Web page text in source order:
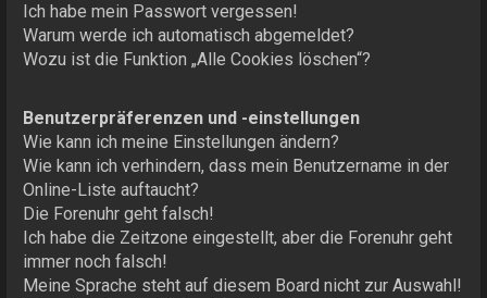
Ich habe mein Passwort vergessen!
Warum werde ich automatisch abgemeldet?
Wozu ist die Funktion „Alle Cookies löschen“?
Benutzerpräferenzen und -einstellungen
Wie kann ich meine Einstellungen ändern?
Wie kann ich verhindern, dass mein Benutzername in der
Online-Liste auftaucht?
Die Forenuhr geht falsch!
Ich habe die Zeitzone eingestellt, aber die Forenuhr geht
immer noch falsch!
Meine Sprache steht auf diesem Board nicht zur Auswahl!